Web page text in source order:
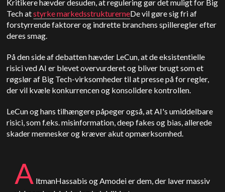
Kritikere hævder desuden, at regulering gør det muligt for Big
Tech atstyrke markedsstrukturerneDe vil gøre sig fri af
forstyrrende faktorer og indrette branchens spilleregler efter
deres smag.
På den side af debatten hævder LeCun, at de eksistentielle
risici ved AI er blevet overvurderet og bliver brugt som et
røgslør af Big Tech-virksomheder til at presse på for regler,
der vil kvæle konkurrencen og konsolidere kontrollen.
LeCun og hans tilhængere påpeger også, at AI's umiddelbare
risici, som f.eks. misinformation, deep fakes og bias, allerede
skader mennesker og kræver akut opmærksomhed.
A ltmanHassabis og Amodei er dem, der laver massiv